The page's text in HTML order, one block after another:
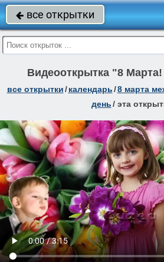
 все открытки
Видеооткрытка "8
все открытки/ календарь/8 марта
день/ эта